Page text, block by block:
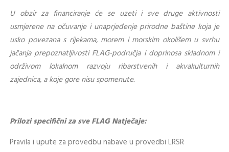
U obzir za financiranje će se uzeti i sve druge aktivnosti
usmjerene na očuvanje i unaprjeđenje prirodne baštine koja je
usko povezana s rijekama, morem i morskim okolišem u svrhu
jačanja prepoznatljivosti FLAG-područja i doprinosa skladnom i
održivom lokalnom razvoju ribarstvenih i akvakulturnih
zajednica, a koje gore nisu spomenute.
Prilozi specifični za sve FLAG Natječaje:
Pravila i upute za provedbu nabave u provedbi LRSR